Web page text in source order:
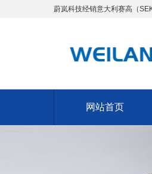
蔚岚科技经销意大利赛高（
网站首页